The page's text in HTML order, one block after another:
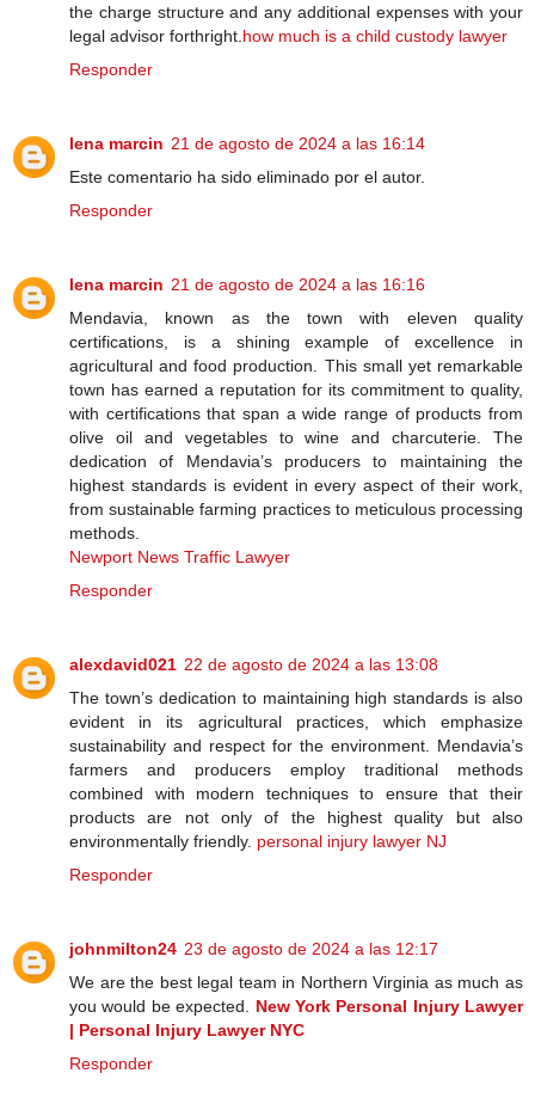
the charge structure and any additional expenses with your
legal advisor forthright.how much is a child custody lawyer
Responder
lena marcin 21 de agosto de 2024 a las 16:14
Este comentario ha sido eliminado por el autor.
Responder
lena marcin 21 de agosto de 2024 a las 16:16
Mendavia, known as the town with eleven quality
certifications, is a shining example of excellence in
agricultural and food production. This small yet remarkable
town has earned a reputation for its commitment to quality,
with certifications that span a wide range of products from
olive oil and vegetables to wine and charcuterie. The
dedication of Mendavia’s producers to maintaining the
highest standards is evident in every aspect of their work,
from sustainable farming practices to meticulous processing
methods.
Newport News Traffic Lawyer
Responder
alexdavid021 22 de agosto de 2024 a las 13:08
The town’s dedication to maintaining high standards is also
evident in its agricultural practices, which emphasize
sustainability and respect for the environment. Mendavia’s
farmers and producers employ traditional methods
combined with modern techniques to ensure that their
products are not only of the highest quality but also
environmentally friendly. personal injury lawyer NJ
Responder
johnmilton24 23 de agosto de 2024 a las 12:17
We are the best legal team in Northern Virginia as much as
you would be expected. New York Personal Injury Lawyer
| Personal Injury Lawyer NYC
Responder